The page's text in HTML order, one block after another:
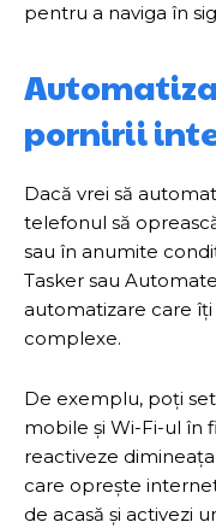
pentru a naviga în
pornirii
Dacă vrei să
telefonul să
sau în anumite
Tasker sau
automatizare care
complexe.
De exemplu, poți
mobile și Wi-Fi-ul în
reactiveze
care oprește
de acasă și activezi